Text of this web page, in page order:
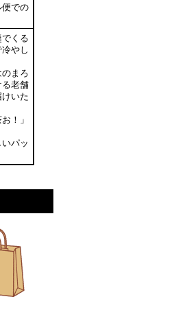
便での
くる
やし
まろ
る老舗
いた
！」
パッ